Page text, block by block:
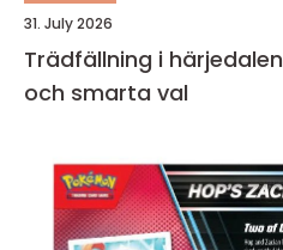
31. July 2026
Trädfällning i härjedalen säkerhet, planering
och smarta val